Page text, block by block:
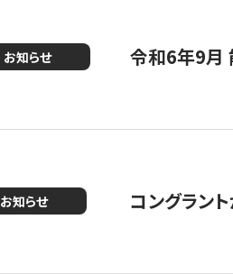
お知らせ 令和6年9月
お知らせ コングラン